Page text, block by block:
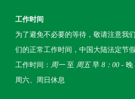
工作时间
为了避免不必要的等待，敬请注意我
们的正常工作时间，中国大陆法定节假
工作时间： 周一至 周五早 8：00 - 晚
周六、周日休息